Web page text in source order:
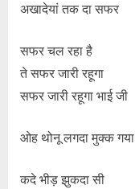
अखादेयां तक ​​दा सफर
सफर चल रहा है
ते सफर जारी रहूगा
सफर जारी रहूगा भाई जी
ओह थोनू लगदा मुक्क गया
कदे भीड़ झुकदा सी